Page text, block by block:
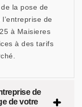
la pose de
de
à Maisieres
à des tarifs
de
de votre